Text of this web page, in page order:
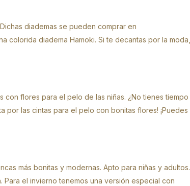
diademas se pueden comprar en
colorida diadema Hamoki. Si te decantas por la moda,
flores para el pelo de las niñas. ¿No tienes tiempo
por las cintas para el pelo con bonitas flores! ¡Puedes
más bonitas y modernas. Apto para niñas y adultos.
el invierno tenemos una versión especial con